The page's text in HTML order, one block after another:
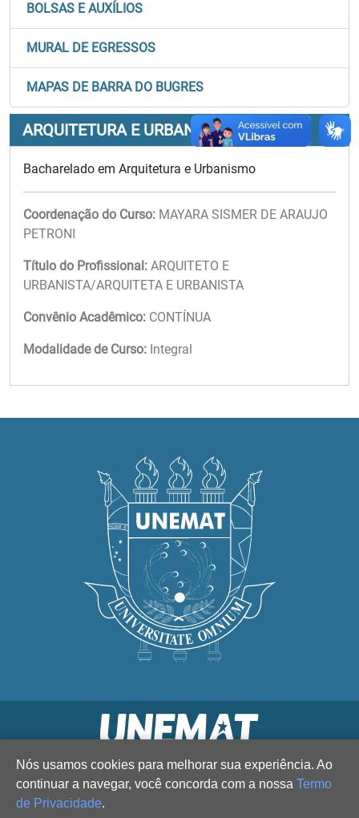
BOLSAS E AUXÍLIOS
MURAL DE EGRESSOS
MAPAS DE BARRA DO BUGRES
ARQUITETURA E URBANISMO
Bacharelado em Arquitetura e Urbanismo
Coordenação do Curso: MAYARA SISMER DE ARAUJO
PETRONI
Título do Profissional: ARQUITETO E
URBANISTA/ARQUITETA E URBANISTA
Convênio Acadêmico: CONTÍNUA
Modalidade de Curso: Integral
Nós usamos cookies para melhorar sua experiência. Ao
continuar a navegar, você concorda com a nossa Termo
de Privacidade.